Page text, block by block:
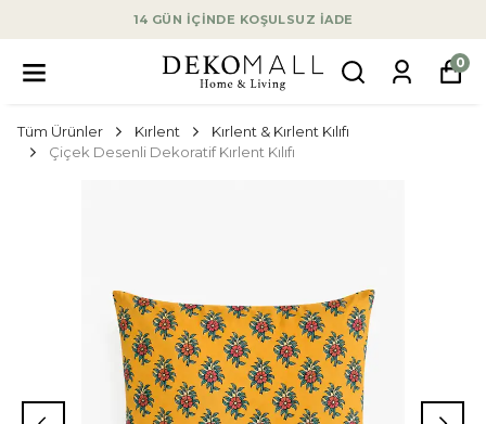
14 GÜN İÇİNDE KOŞULSUZ İADE
0
Tüm Ürünler Kırlent
Kırlent & Kırlent Kılıfı
Çiçek Desenli Dekoratif Kırlent Kılıfı